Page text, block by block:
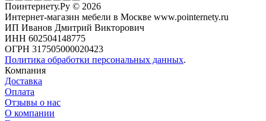
Поинтернету.Ру © 2026
Интернет-магазин мебели в Москве www.pointernety.ru
ИП Иванов Дмитрий Викторович
ИНН 602504148775
ОГРН 317505000020423
Политика обработки персональных данных.
Компания
Доставка
Оплата
Отзывы о нас
О компании